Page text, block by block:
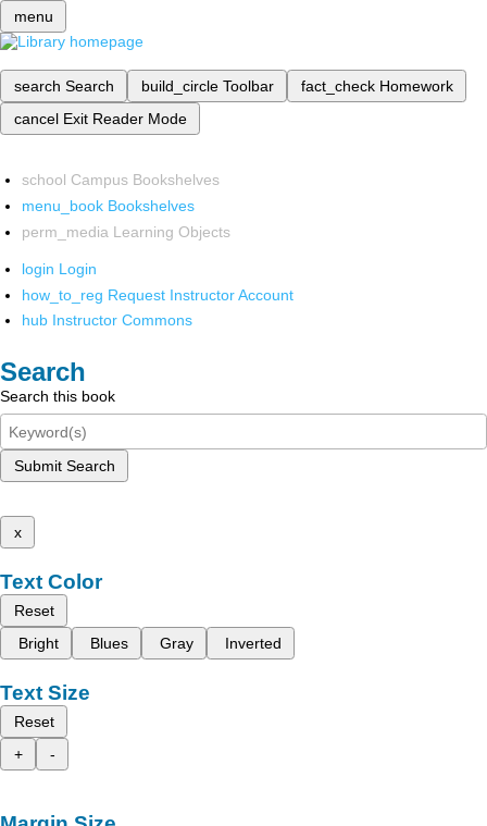
menu
search Search build_circle Toolbar fact_check Homework
cancel Exit Reader Mode
school Campus Bookshelves
menu_book Bookshelves
perm_media Learning Objects
login Login
how_to_reg Request Instructor Account
hub Instructor Commons
Search
Search this book
Submit Search
x
Text Color
Reset
Bright
Blues Gray Inverted
Text Size
Reset
+
-